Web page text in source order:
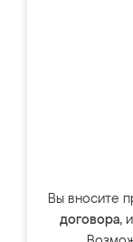
Вы вносите
договора,